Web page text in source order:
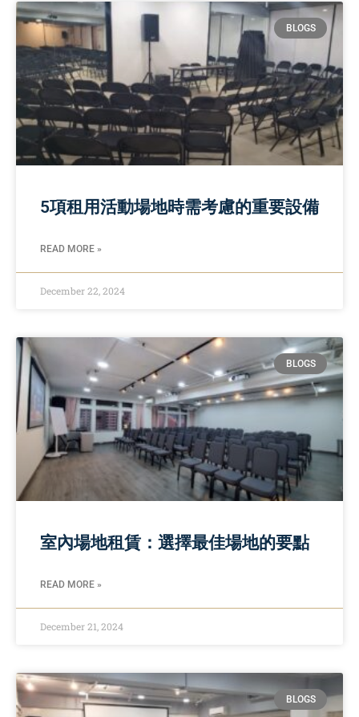
BLOGS
5項租用活動場地時需考慮的重要設備
READ MORE »
December 22, 2024
BLOGS
室內場地租賃：選擇最佳場地的要點
READ MORE »
December 21, 2024
BLOGS